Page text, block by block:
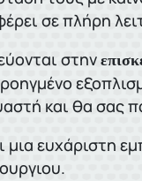
σε πλήρη
στην
και θα σας
ευχάριστη